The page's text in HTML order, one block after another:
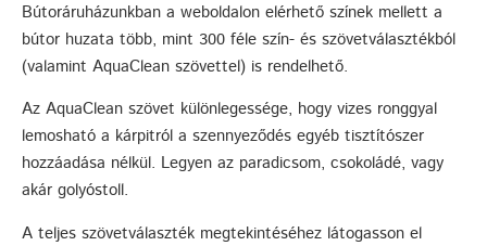
Bútoráruházunkban a weboldalon elérhető színek mellett a
bútor huzata több, mint 300 féle szín- és szövetválasztékból
(valamint AquaClean szövettel) is rendelhető.
Az AquaClean szövet különlegessége, hogy vizes ronggyal
lemosható a kárpitról a szennyeződés egyéb tisztítószer
hozzáadása nélkül. Legyen az paradicsom, csokoládé, vagy
akár golyóstoll.
A teljes szövetválaszték megtekintéséhez látogasson el